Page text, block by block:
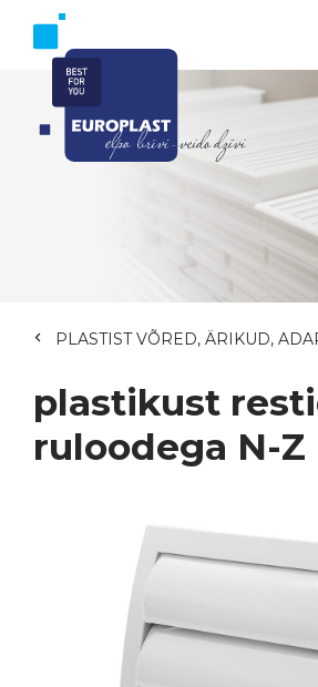
PLASTIST VÕRED, ÄRIKUD,
plastikust
ruloodega N-Z